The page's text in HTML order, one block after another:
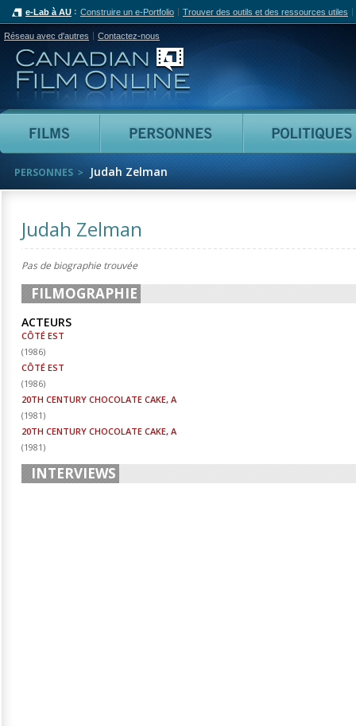
e-Lab à AU Construire un e-Portfolio Trouver des outils et des ressources utiles
Réseau avec d'autres Contactez-nous
Canadian Film Online
Films Personnes
PERSONNES Judah Zelman
Judah Zelman
Pas de biographie trouvée
FILMOGRAPHIE
ACTEURS
CÔTÉ EST
(1986)
CÔTÉ EST
(1986)
20TH CENTURY CHOCOLATE CAKE, A
(1981)
20TH CENTURY CHOCOLATE CAKE, A
(1981)
INTERVIEWS